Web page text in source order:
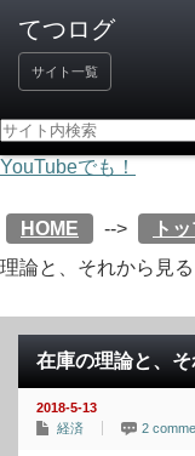
サイト一覧
YouTubeでも！
HOME --> ト
理論と、それから見
在庫の理論と、
2018-5-13
経済
2